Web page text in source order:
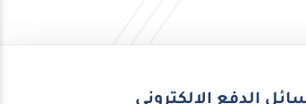
الدفع الإلكتروني